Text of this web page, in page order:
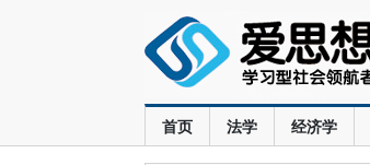
首页 法学 经济学